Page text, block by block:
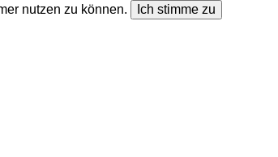
nutzen zu können.
Ich stimme zu